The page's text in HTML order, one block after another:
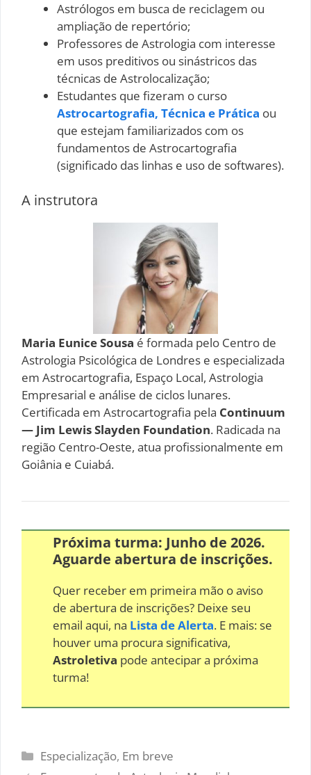
Astrólogos em busca de reciclagem ou
ampliação de repertório;
Professores de Astrologia com interesse
em usos preditivos ou sinástricos das
técnicas de Astrolocalização;
Estudantes que fizeram o curso
Astrocartografia, Técnica e Prática ou
que estejam familiarizados com os
fundamentos de Astrocartografia
(significado das linhas e uso de softwares).
A instrutora
Maria Eunice Sousa é formada pelo Centro de
Astrologia Psicológica de Londres e especializada
em Astrocartografia, Espaço Local, Astrologia
Empresarial e análise de ciclos lunares.
Certificada em Astrocartografia pela Continuum
— Jim Lewis Slayden Foundation. Radicada na
região Centro-Oeste, atua profissionalmente em
Goiânia e Cuiabá.
Próxima turma: Junho de 2026.
Aguarde abertura de inscrições.
Quer receber em primeira mão o aviso
de abertura de inscrições? Deixe seu
email aqui, na Lista de Alerta. E mais: se
houver uma procura significativa,
Astroletiva pode antecipar a próxima
turma!
Categorias
Especialização, Em breve